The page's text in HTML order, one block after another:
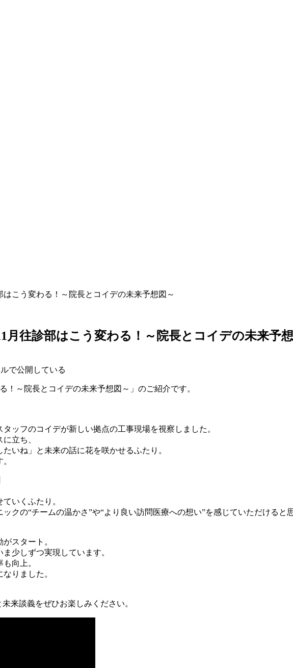
はこう変わる！～院長とコイデの未来予想図～
月往診部はこう変わる！～院長とコイデの未来予
で公開している
！～院長とコイデの未来予想図～」のご紹介です。
ッフのコイデが新しい拠点の工事現場を視察しました。
立ち、
いね」と未来の話に花を咲かせるふたり。
いくふたり。
クの“チームの温かさ”や“より良い訪問医療への想い”を感じていただけると
スタート。
少しずつ実現しています。
向上。
りました。
来談義をぜひお楽しみください。